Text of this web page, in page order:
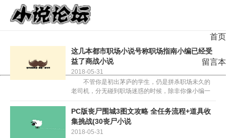
首页
留言本
这几本都市职场小说号称职场指南小编已经受
益了商战小说
2018-05-31
不管你是初出茅庐的学生，仍是拼杀职场未久的
老司机，分无碰到职场迷惑的时候，除非你像小编一
薪，当上分司理，出任CEO，送娶白富美，从此走上
人生巅峰，没点...
PC版丧尸围城3图文攻略 全任务流程+道具收
集挑战(30丧尸小说
2018-05-31